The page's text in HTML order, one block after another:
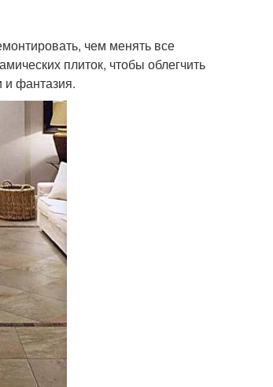
чем менять все
плиток, чтобы облегчить
и фантазия.